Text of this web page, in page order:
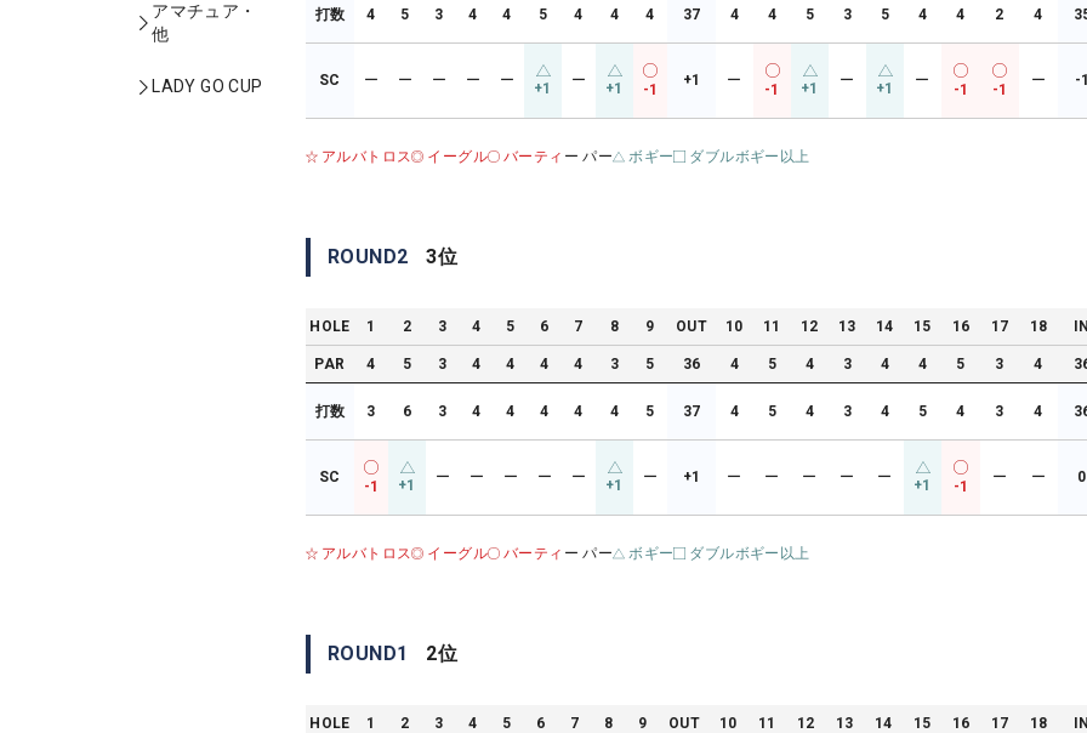
アマチュア・
他
LADY GO CUP
打数 4 5 3 4 4 5 4 4 4 37 4 4 5 3 5 4 4 2 4
SC ー ー ー ー ー +1 ー +1 -1
+1 ー
-1 +1 ー +1 ー
-1 -1
ー -
アルバトロス イーグル バーティ ー パー ボギー ダブルボギー以上
ROUND2 3位
HOLE 1 2 3 4 5 6 7 8 9 OUT 10 11 12 13 14 15 16 17 18
PAR 4 5 3 4 4 4 4 3 5 36 4 5 4 3 4 4 5 3 4
打数 3 6 3 4 4 4 4 4 5 37 4 5 4 3 4 5 4 3 4
SC
-1 +1 ー ー ー ー ー +1 ー +1 ー ー ー ー ー +1 -1
ー ー 0
アルバトロス イーグル バーティ ー パー ボギー ダブルボギー以上
ROUND1 2位
HOLE 1 2 3 4 5 6 7 8 9 OUT 10 11 12 13 14 15 16 17 18